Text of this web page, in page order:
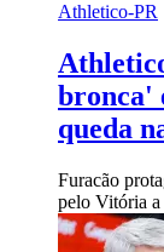
Athletico-PR
bronca'
queda
Furacão
pelo Vitória a